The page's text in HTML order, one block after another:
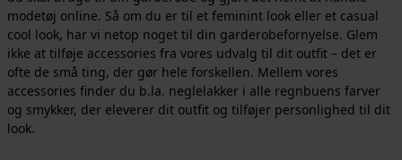
modetøj online. Så om du er til et feminint look eller et casual
cool look, har vi netop noget til din garderobefornyelse. Glem
ikke at tilføje accessories fra vores udvalg til dit outfit – det er
ofte de små ting, der gør hele forskellen. Mellem vores
accessories finder du b.la. neglelakker i alle regnbuens farver
og smykker, der eleverer dit outfit og tilføjer personlighed til dit
look.